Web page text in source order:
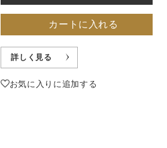
カートに入れる
詳しく見る
お気に入りに追加する